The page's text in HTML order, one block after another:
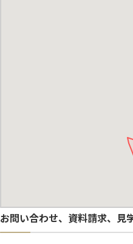
お問い合わせ、資料請求、見